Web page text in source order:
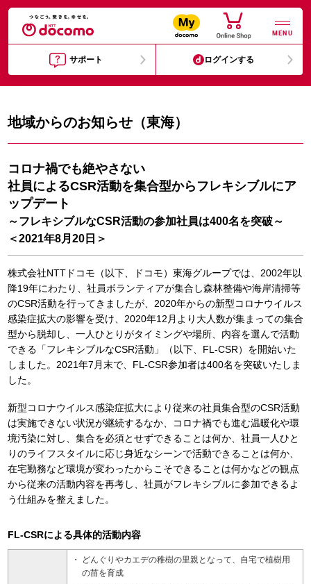
MENU
サポート ログインする
地域からのお知らせ（東海）
コロナ禍でも絶やさない
社員によるCSR活動を集合型からフレキシブルにア
ップデート
～フレキシブルなCSR活動の参加社員は400名を突破～
＜2021年8月20日＞
株式会社NTTドコモ（以下、ドコモ）東海グループでは、2002年以
降19年にわたり、社員ボランティアが集合し森林整備や海岸清掃等
のCSR活動を行ってきましたが、2020年からの新型コロナウイルス
感染症拡大の影響を受け、2020年12月より大人数が集まっての集合
型から脱却し、一人ひとりがタイミングや場所、内容を選んで活動
できる「フレキシブルなCSR活動」（以下、FL-CSR）を開始いた
しました。2021年7月末で、FL-CSR参加者は400名を突破いたしま
した。
新型コロナウイルス感染症拡大により従来の社員集合型のCSR活動
は実施できない状況が継続するなか、コロナ禍でも進む温暖化や環
境汚染に対し、集合を必須とせずできることは何か、社員一人ひと
りのライフスタイルに応じ身近なシーンで活動できることは何か、
在宅勤務など環境が変わったからこそできることは何かなどの観点
から従来の活動内容を再考し、社員がフレキシブルに参加できるよ
う仕組みを整えました。
FL-CSRによる具体的活動内容
どんぐりやカエデの稚樹の里親となって、自宅で植樹用
の苗を育成